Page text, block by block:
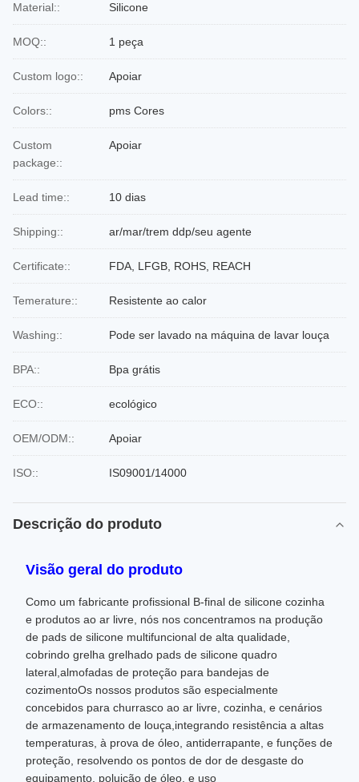
Material:: Silicone
MOQ:: 1 peça
Custom logo:: Apoiar
Colors:: pms Cores
Custom
package::
Apoiar
Lead time:: 10 dias
Shipping:: ar/mar/trem ddp/seu agente
Certificate:: FDA, LFGB, ROHS, REACH
Temerature:: Resistente ao calor
Washing:: Pode ser lavado na máquina de lavar louça
BPA:: Bpa grátis
ECO:: ecológico
OEM/ODM:: Apoiar
ISO:: IS09001/14000
Descrição do produto
Visão geral do produto
Como um fabricante profissional B-final de silicone cozinha
e produtos ao ar livre, nós nos concentramos na produção
de pads de silicone multifuncional de alta qualidade,
cobrindo grelha grelhado pads de silicone quadro
lateral,almofadas de proteção para bandejas de
cozimentoOs nossos produtos são especialmente
concebidos para churrasco ao ar livre, cozinha, e cenários
de armazenamento de louça,integrando resistência a altas
temperaturas, à prova de óleo, antiderrapante, e funções de
proteção, resolvendo os pontos de dor de desgaste do
equipamento, poluição de óleo, e uso